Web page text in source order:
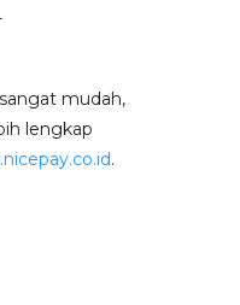
mudah,
lengkap
.